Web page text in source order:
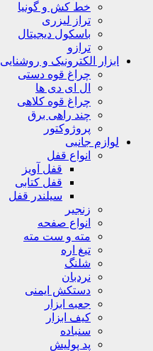
خط کش و گونیا
تراز لیزری
باسکول دیجیتال
ترازو
ابزار الکترونیک و روشنایی
چراغ قوه دستی
ال ای دی ها
چراغ قوه کلاهی
چند راهی برق
پروژوکتور
لوازم جانبی
انواع قفل
قفل آویز
قفل کتابی
سیلندر قفل
زنجیر
انواع صفحه
مته و ست مته
تیغ اره
شلنگ
نردبان
دستکش ایمنی
جعبه ابزار
کیف ابزار
سنباده
پد پولیش